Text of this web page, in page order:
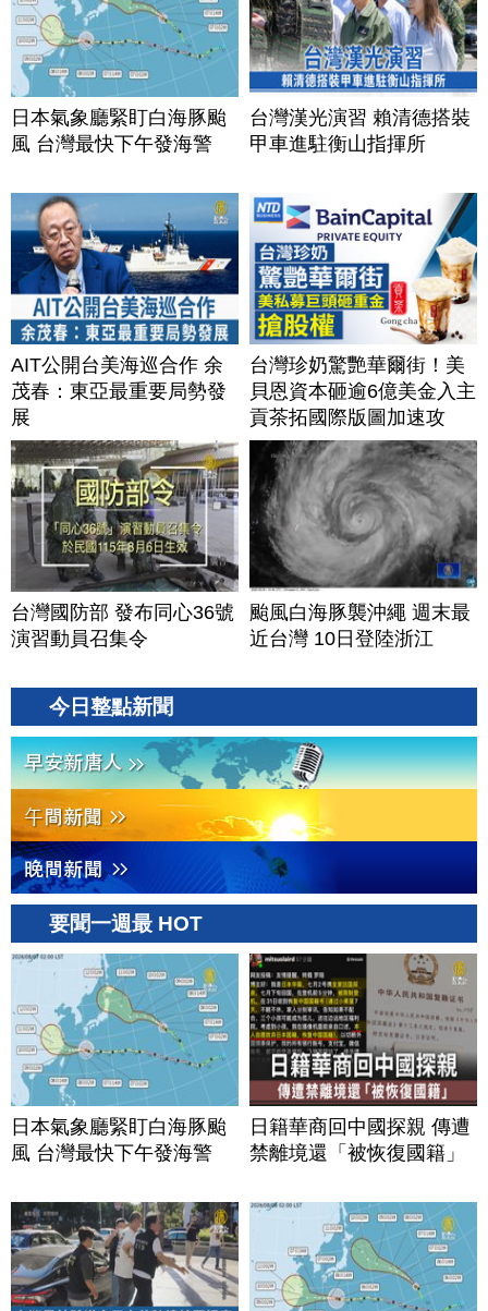
日本氣象廳緊盯白海豚颱
風 台灣最快下午發海警
台灣漢光演習 賴清德搭裝
甲車進駐衡山指揮所
AIT公開台美海巡合作 余
茂春：東亞最重要局勢發
展
台灣珍奶驚艷華爾街！美
貝恩資本砸逾6億美金入主
貢茶拓國際版圖加速攻
美？｜#財經新聞｜
20260806(四)
台灣國防部 發布同心36號
演習動員召集令
颱風白海豚襲沖繩 週末最
近台灣 10日登陸浙江
今日整點新聞
要聞一週最 HOT
日本氣象廳緊盯白海豚颱
風 台灣最快下午發海警
日籍華商回中國探親 傳遭
禁離境還「被恢復國籍」